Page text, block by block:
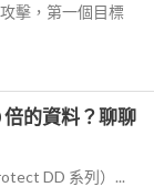
擊，第一個目標
的資料？聊聊
DD 系列）...